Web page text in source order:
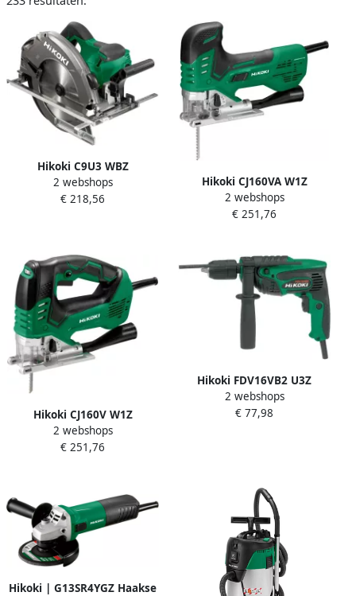
Hikoki C9U3 WBZ
CIRKELZAAGMACHINE IN
KOFFER + GRATIS ZAAGBLAD
2 webshops
€ 218,56
Hikoki CJ160VA W1Z
DECOUPEERZAAGMACHINE
CJ160VAW1Z
2 webshops
€ 251,76
Hikoki CJ160V W1Z
DECOUPEERZAAGMACHINE
CJ160VW1Z
2 webshops
€ 251,76
Hikoki FDV16VB2 U3Z
KLOPBOORSCHROEFMACHINE
FDV16VB2U3Z
2 webshops
€ 77,98
Hikoki | G13SR4YGZ Haakse